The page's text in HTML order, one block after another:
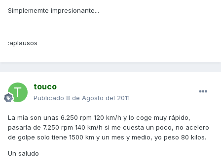
Simplememte impresionante...
:aplausos
touco
Publicado 8 de Agosto del 2011
La mía son unas 6.250 rpm 120 km/h y lo coge muy rápido,
pasarla de 7.250 rpm 140 km/h si me cuesta un poco, no acelero
de golpe solo tiene 1500 km y un mes y medio, yo peso 80 kilos.
Un saludo